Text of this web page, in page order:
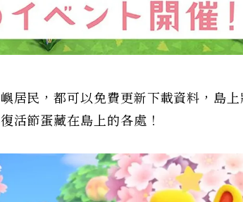
居民，都可以免費更新下載資料，島
活節蛋藏在島上的各處！